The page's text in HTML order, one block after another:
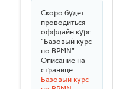
Скоро будет
проводиться
оффлайн курс
"Базовый курс
по BPMN".
Описание на
странице
Базовый курс